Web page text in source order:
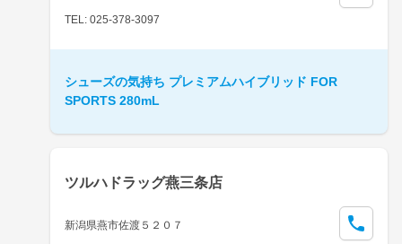
TEL: 025-378-3097
シューズの気持ち プレミアムハイブリッド FOR
SPORTS 280mL
ツルハドラッグ燕三条店
新潟県燕市佐渡５２０７